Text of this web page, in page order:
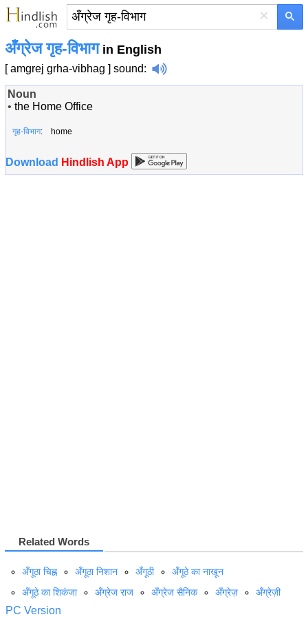
×
अँग्रेज गृह-विभागin English
[ amgrej grha-vibhag ] sound:
Noun
• the Home Office
गृह-विभाग: home
Download Hindlish App
Related Words
अँगूठा चिह्न अँगूठा निशान अँगूठी
अँगूठे का नाखून
अँगूठे का शिकंजा
अँग्रेज राज अँग्रेज सैनिक अँग्रेज़ अँग्रेज़ी
PC Version